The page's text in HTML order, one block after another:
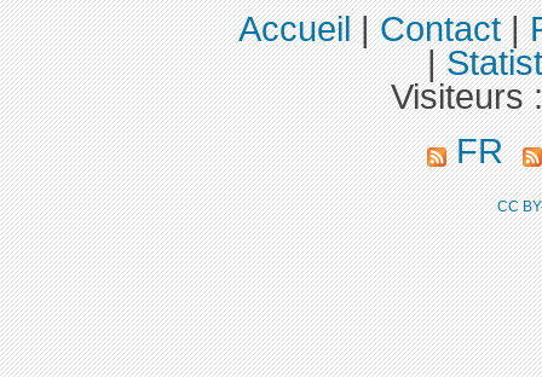
Accueil|Contact|
|
Visiteurs
FR
CC